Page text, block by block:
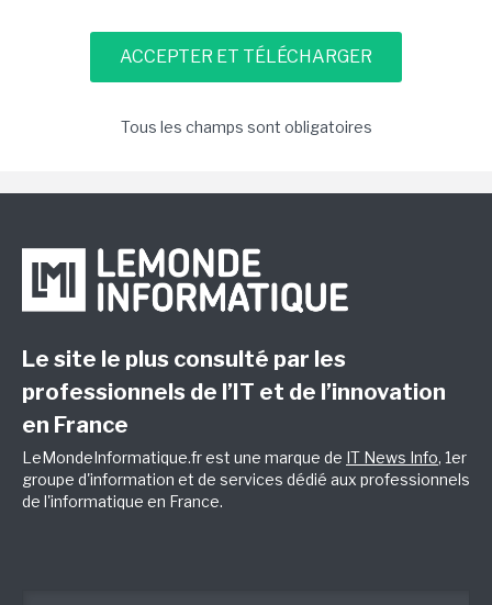
Tous les champs sont obligatoires
Le site le plus consulté par les
professionnels de l’IT et de l’innovation
en France
LeMondeInformatique.fr est une marque de IT News Info, 1er
groupe d'information et de services dédié aux professionnels
de l'informatique en France.